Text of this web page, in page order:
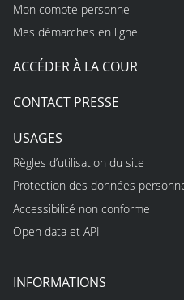
Mon compte personnel
Mes démarches en ligne
ACCÉDER À LA COUR
CONTACT PRESSE
USAGES
Règles d’utilisation du site
Protection des données
Accessibilité non conforme
Open data et API
INFORMATIONS